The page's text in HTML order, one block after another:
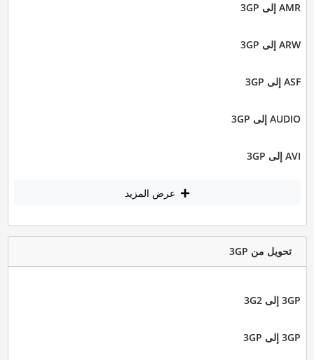
AMR إلى 3GP
ARW إلى 3GP
ASF إلى 3GP
AUDIO إلى 3GP
AVI إلى 3GP
عرض المزيد
تحويل من 3GP
3GP إلى 3G2
3GP إلى 3GP